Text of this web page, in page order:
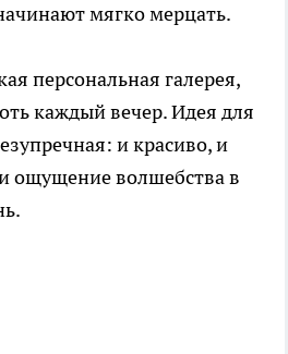
мягко мерцать.
персональная галерея,
каждый вечер. Идея для
и красиво, и
ощущение волшебства в